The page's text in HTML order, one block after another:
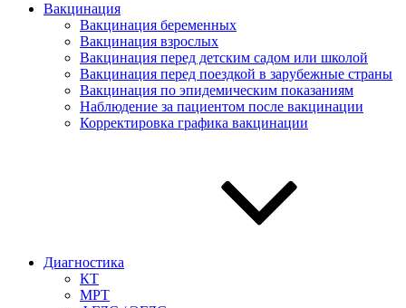
Вакцинация
Вакцинация беременных
Вакцинация взрослых
Вакцинация перед детским садом или школой
Вакцинация перед поездкой в зарубежные страны
Вакцинация по эпидемическим показаниям
Наблюдение за пациентом после вакцинации
Корректировка графика вакцинации
Диагностика
КТ
МРТ